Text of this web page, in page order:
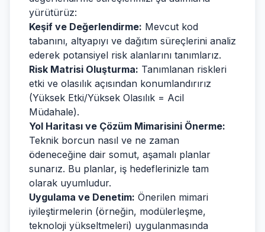
yürütürüz:
Keşif ve Değerlendirme: Mevcut kod
tabanını, altyapıyı ve dağıtım süreçlerini analiz
ederek potansiyel risk alanlarını tanımlarız.
Risk Matrisi Oluşturma: Tanımlanan riskleri
etki ve olasılık açısından konumlandırırız
(Yüksek Etki/Yüksek Olasılık = Acil
Müdahale).
Yol Haritası ve Çözüm Mimarisini Önerme:
Teknik borcun nasıl ve ne zaman
ödeneceğine dair somut, aşamalı planlar
sunarız. Bu planlar, iş hedeflerinizle tam
olarak uyumludur.
Uygulama ve Denetim: Önerilen mimari
iyileştirmelerin (örneğin, modülerleşme,
teknoloji yükseltmeleri) uygulanmasında